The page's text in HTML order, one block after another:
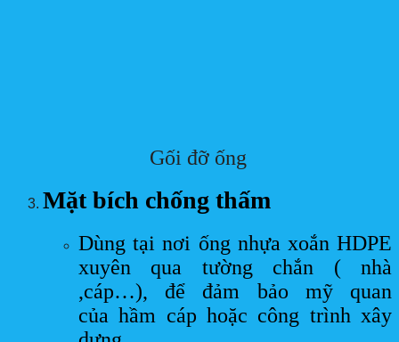
Gối đỡ ống
Mặt bích chống thấm
Dùng tại nơi ống nhựa xoắn HDPE
xuyên qua tường chắn ( nhà
,cáp…), để đảm bảo mỹ quan
của hầm cáp hoặc công trình xây